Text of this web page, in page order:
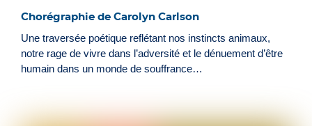
Chorégraphie de Carolyn Carlson
Une traversée poétique reflétant nos instincts animaux,
notre rage de vivre dans l’adversité et le dénuement d’être
humain dans un monde de souffrance…